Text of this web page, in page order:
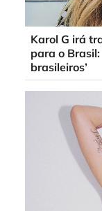
Karol G irá
para o Brasil:
brasileiros’